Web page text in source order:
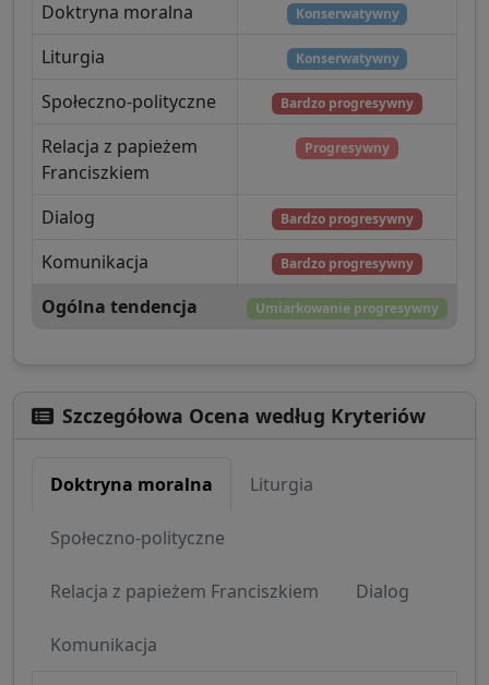
Doktryna moralna Konserwatywny
Liturgia Konserwatywny
Społeczno-polityczne Bardzo progresywny
Relacja z papieżem
Franciszkiem
Progresywny
Dialog Bardzo progresywny
Komunikacja Bardzo progresywny
Ogólna tendencja Umiarkowanie progresywny
Szczegółowa Ocena według Kryteriów
Doktryna moralna Liturgia
Społeczno-polityczne
Relacja z papieżem Franciszkiem Dialog
Komunikacja